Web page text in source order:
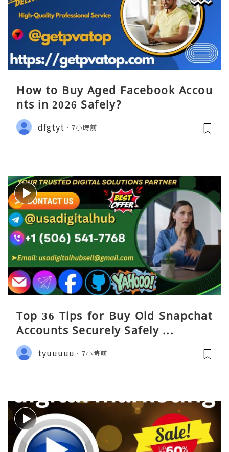
How to Buy Aged Facebook Accou
nts in 2026 Safely?
dfgtyt 7小時前
Top 36 Tips for Buy Old Snapchat
Accounts Securely Safely ...
tyuuuuu 7小時前